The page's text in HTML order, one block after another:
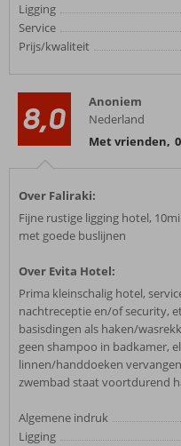
Ligging
Service
Prijs/kwaliteit
8,0
Anoniem
Nederland
Met vrienden,
Over Faliraki:
Fijne rustige ligging hotel,
met goede buslijnen
Over Evita Hotel:
Prima kleinschalig hotel,
nachtreceptie en/of security,
basisdingen als haken/
geen shampoo in badkamer,
linnen/handdoeken
zwembad staat voortdurend
Algemene indruk
Ligging